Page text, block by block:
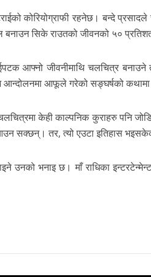
कोरियोग्राफी रहनेछ। बन्दे प्रसादले
बनाउन सिके राउतको जीवनको ५०
आफ्नो जीवनीमाथि चलचित्र
आफूले गरेको सङ्घर्षको कथामा
केही काल्पनिक कुराहरु पनि
सक्छन्। तर, त्यो एउटा इतिहास
उनको भनाइ छ। माँ राधिका